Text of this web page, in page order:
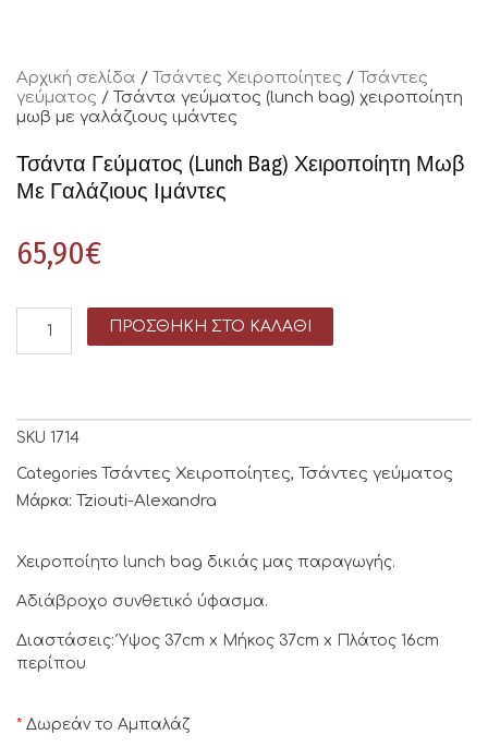
Αρχική σελίδα / Τσάντες Χειροποίητες / Τσάντες
γεύματος / Τσάντα γεύματος (lunch bag) χειροποίητη
μωβ με γαλάζιους ιμάντες
Τσάντα Γεύματος (lunch Bag) Χειροποίητη Μωβ
Με Γαλάζιους Ιμάντες
65,90€
ΠΡΟΣΘΉΚΗ ΣΤΟ ΚΑΛΆΘΙ
SKU 1714
Categories Τσάντες Χειροποίητες, Τσάντες γεύματος
Μάρκα: Tziouti-Alexandra
Χειροποίητο lunch bag δικιάς μας παραγωγής.
Αδιάβροχο συνθετικό ύφασμα.
Διαστάσεις: Ύψος 37cm x Μήκος 37cm x Πλάτος 16cm
περίπου
* Δωρεάν το Αμπαλάζ